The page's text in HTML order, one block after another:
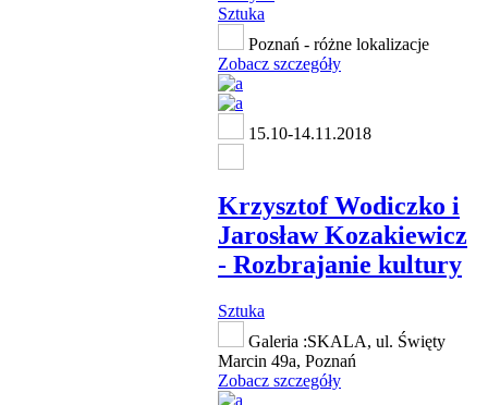
Sztuka
Poznań - różne lokalizacje
Zobacz szczegóły
15.10-14.11.2018
Krzysztof Wodiczko i
Jarosław Kozakiewicz
- Rozbrajanie kultury
Sztuka
Galeria :SKALA, ul. Święty
Marcin 49a, Poznań
Zobacz szczegóły